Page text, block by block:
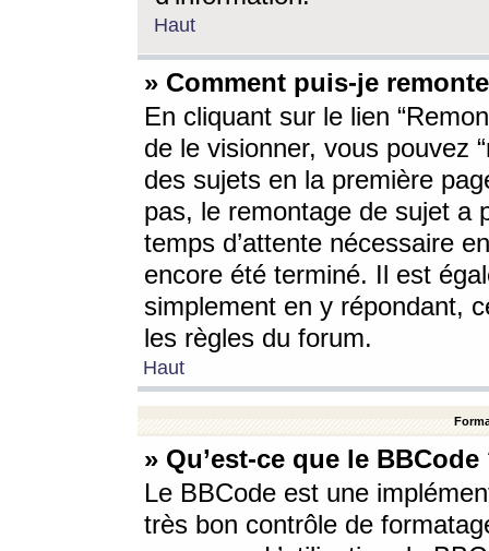
Haut
» Comment puis-je
En cliquant sur le lien
de le visionner, vous pouvez
des sujets en la première
pas, le remontage de sujet a
temps d’attente nécessaire
encore été terminé. Il est
simplement en y répondant,
les règles du forum.
Haut
» Qu’est-ce que le BBCode
Le BBCode est une
très bon contrôle de